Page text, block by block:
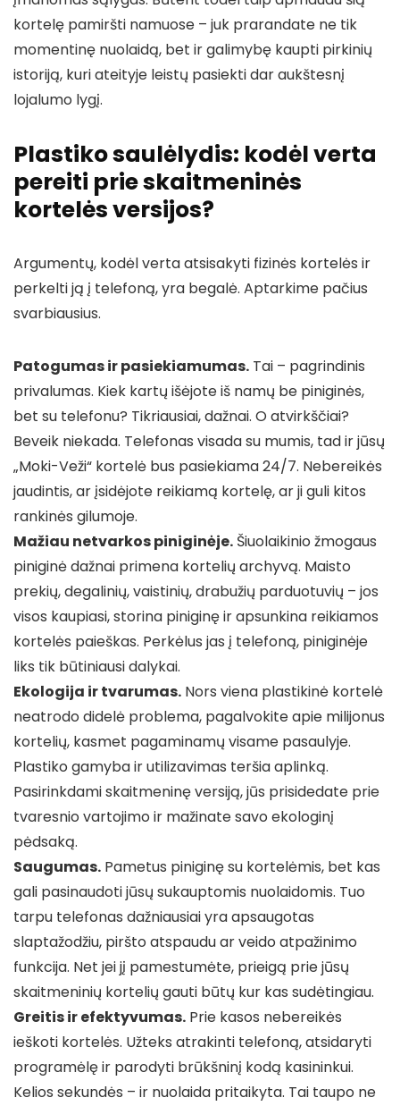
kortelę pamiršti namuose – juk prarandate ne tik
momentinę nuolaidą, bet ir galimybę kaupti pirkinių
istoriją, kuri ateityje leistų pasiekti dar aukštesnį
lojalumo lygį.
Plastiko saulėlydis: kodėl verta
pereiti prie skaitmeninės
kortelės versijos?
Argumentų, kodėl verta atsisakyti fizinės kortelės ir
perkelti ją į telefoną, yra begalė. Aptarkime pačius
svarbiausius.
Patogumas ir pasiekiamumas. Tai – pagrindinis
privalumas. Kiek kartų išėjote iš namų be piniginės,
bet su telefonu? Tikriausiai, dažnai. O atvirkščiai?
Beveik niekada. Telefonas visada su mumis, tad ir jūsų
„Moki-Veži“ kortelė bus pasiekiama 24/7. Nebereikės
jaudintis, ar įsidėjote reikiamą kortelę, ar ji guli kitos
rankinės gilumoje.
Mažiau netvarkos piniginėje. Šiuolaikinio žmogaus
piniginė dažnai primena kortelių archyvą. Maisto
prekių, degalinių, vaistinių, drabužių parduotuvių – jos
visos kaupiasi, storina piniginę ir apsunkina reikiamos
kortelės paieškas. Perkėlus jas į telefoną, piniginėje
liks tik būtiniausi dalykai.
Ekologija ir tvarumas. Nors viena plastikinė kortelė
neatrodo didelė problema, pagalvokite apie milijonus
kortelių, kasmet pagaminamų visame pasaulyje.
Plastiko gamyba ir utilizavimas teršia aplinką.
Pasirinkdami skaitmeninę versiją, jūs prisidedate prie
tvaresnio vartojimo ir mažinate savo ekologinį
pėdsaką.
Saugumas. Pametus piniginę su kortelėmis, bet kas
gali pasinaudoti jūsų sukauptomis nuolaidomis. Tuo
tarpu telefonas dažniausiai yra apsaugotas
slaptažodžiu, piršto atspaudu ar veido atpažinimo
funkcija. Net jei jį pamestumėte, prieigą prie jūsų
skaitmeninių kortelių gauti būtų kur kas sudėtingiau.
Greitis ir efektyvumas. Prie kasos nebereikės
ieškoti kortelės. Užteks atrakinti telefoną, atsidaryti
programėlę ir parodyti brūkšninį kodą kasininkui.
Kelios sekundės – ir nuolaida pritaikyta. Tai taupo ne